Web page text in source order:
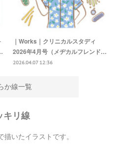
｜Works｜クリニカルスタディ
2026年4月号（メヂカルフレンド…
2026.04.07 12:36
か線一覧
キリ線
いたイラストです。